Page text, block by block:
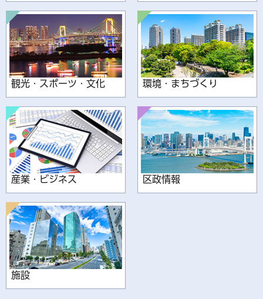
観光・スポーツ・文化 環境・まちづくり
産業・ビジネス 区政情報
施設